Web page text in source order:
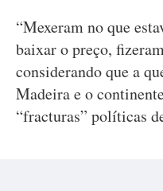
“Mexeram no que
baixar o preço,
considerando que a
Madeira e o
“fracturas” políticas